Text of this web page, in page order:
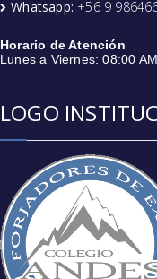
Whatsapp: +56 9
Horario de Atención
Lunes a Viernes: 08:00
LOGO